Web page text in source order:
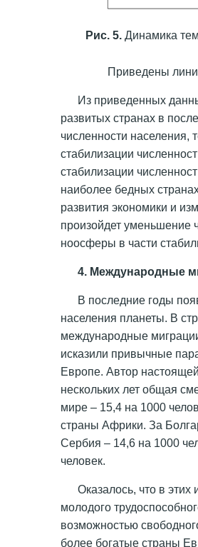
Рис. 5. Динамика
Приведены
Из приведенных
развитых странах в
численности населения,
стабилизации
стабилизации
наиболее бедных
развития экономики и
произойдет уменьшение
ноосферы в части
4. Международные
В последние годы
населения планеты. В
международные
исказили привычные
Европе. Автор
нескольких лет общая
мире – 15,4 на 1000
страны Африки. За
Сербия – 14,6 на 1000
человек.
Оказалось, что в
молодого
возможностью
более богатые страны